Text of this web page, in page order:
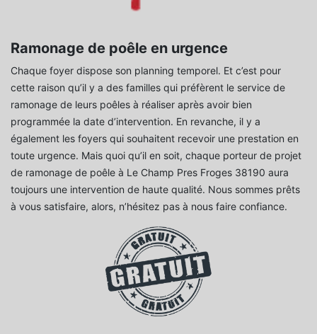
Ramonage de poêle en urgence
Chaque foyer dispose son planning temporel. Et c’est pour
cette raison qu’il y a des familles qui préfèrent le service de
ramonage de leurs poêles à réaliser après avoir bien
programmée la date d’intervention. En revanche, il y a
également les foyers qui souhaitent recevoir une prestation en
toute urgence. Mais quoi qu’il en soit, chaque porteur de projet
de ramonage de poêle à Le Champ Pres Froges 38190 aura
toujours une intervention de haute qualité. Nous sommes prêts
à vous satisfaire, alors, n’hésitez pas à nous faire confiance.